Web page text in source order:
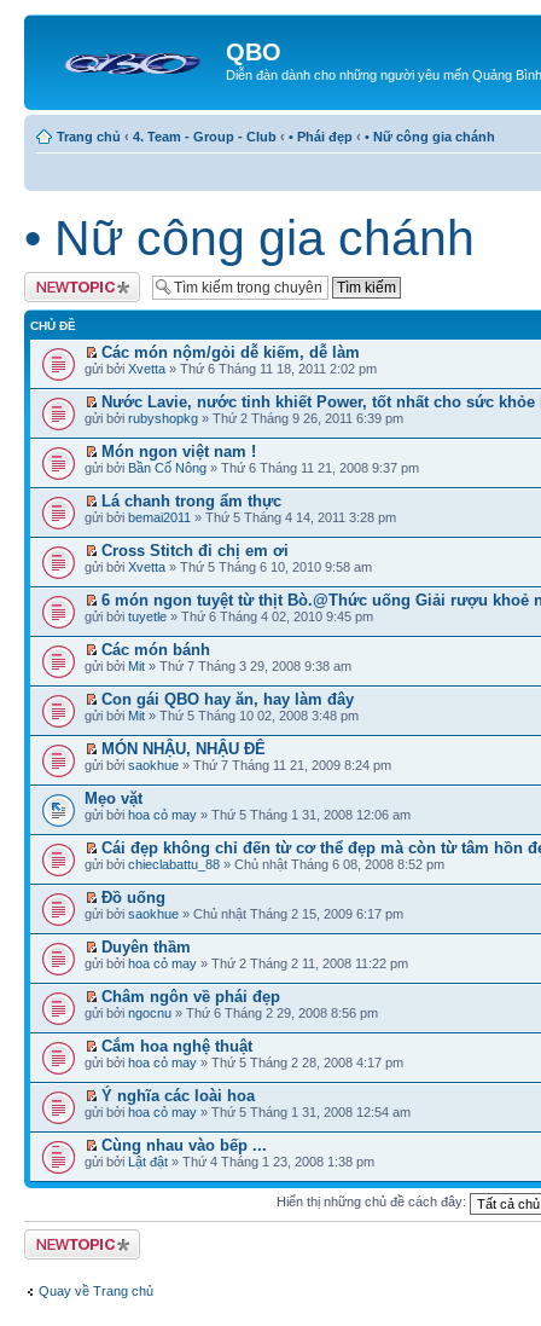
QBO
Diễn đàn dành cho những người yêu mến Quảng Bình
Trang chủ ‹ 4. Team - Group - Club ‹ • Phái đẹp ‹ • Nữ công gia chánh
• Nữ công gia chánh
Tạo chủ đề mới
CHỦ ĐỀ
Các món nộm/gỏi dễ kiếm, dễ làm
gửi bởi Xvetta » Thứ 6 Tháng 11 18, 2011 2:02 pm
Nước Lavie, nước tinh khiết Power, tốt nhất cho sức khỏe
gửi bởi rubyshopkg » Thứ 2 Tháng 9 26, 2011 6:39 pm
Món ngon việt nam !
gửi bởi Bần Cố Nông » Thứ 6 Tháng 11 21, 2008 9:37 pm
Lá chanh trong ẩm thực
gửi bởi bemai2011 » Thứ 5 Tháng 4 14, 2011 3:28 pm
Cross Stitch đi chị em ơi
gửi bởi Xvetta » Thứ 5 Tháng 6 10, 2010 9:58 am
6 món ngon tuyệt từ thịt Bò.@Thức uống Giải rượu khoẻ
gửi bởi tuyetle » Thứ 6 Tháng 4 02, 2010 9:45 pm
Các món bánh
gửi bởi Mit » Thứ 7 Tháng 3 29, 2008 9:38 am
Con gái QBO hay ăn, hay làm đây
gửi bởi Mit » Thứ 5 Tháng 10 02, 2008 3:48 pm
MÓN NHẬU, NHẬU ĐÊ
gửi bởi saokhue » Thứ 7 Tháng 11 21, 2009 8:24 pm
Mẹo vặt
gửi bởi hoa cỏ may » Thứ 5 Tháng 1 31, 2008 12:06 am
Cái đẹp không chỉ đến từ cơ thể đẹp mà còn từ tâm hồn
gửi bởi chieclabattu_88 » Chủ nhật Tháng 6 08, 2008 8:52 pm
Đồ uống
gửi bởi saokhue » Chủ nhật Tháng 2 15, 2009 6:17 pm
Duyên thầm
gửi bởi hoa cỏ may » Thứ 2 Tháng 2 11, 2008 11:22 pm
Châm ngôn về phái đẹp
gửi bởi ngocnu » Thứ 6 Tháng 2 29, 2008 8:56 pm
Cắm hoa nghệ thuật
gửi bởi hoa cỏ may » Thứ 5 Tháng 2 28, 2008 4:17 pm
Ý nghĩa các loài hoa
gửi bởi hoa cỏ may » Thứ 5 Tháng 1 31, 2008 12:54 am
Cùng nhau vào bếp ...
gửi bởi Lật đật » Thứ 4 Tháng 1 23, 2008 1:38 pm
Hiển thị những chủ đề cách đây:
Tạo chủ đề mới
Quay về Trang chủ